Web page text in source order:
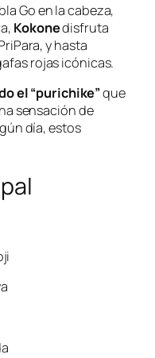
Go en la cabeza,
Kokonedisfruta
, y hasta
rojas icónicas.
el “purichike”que
sensación de
día, estos